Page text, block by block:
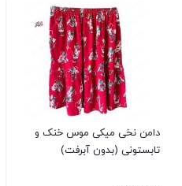
دامن نخی میکی موس خنک و
تابستونی (بدون آبرفت)